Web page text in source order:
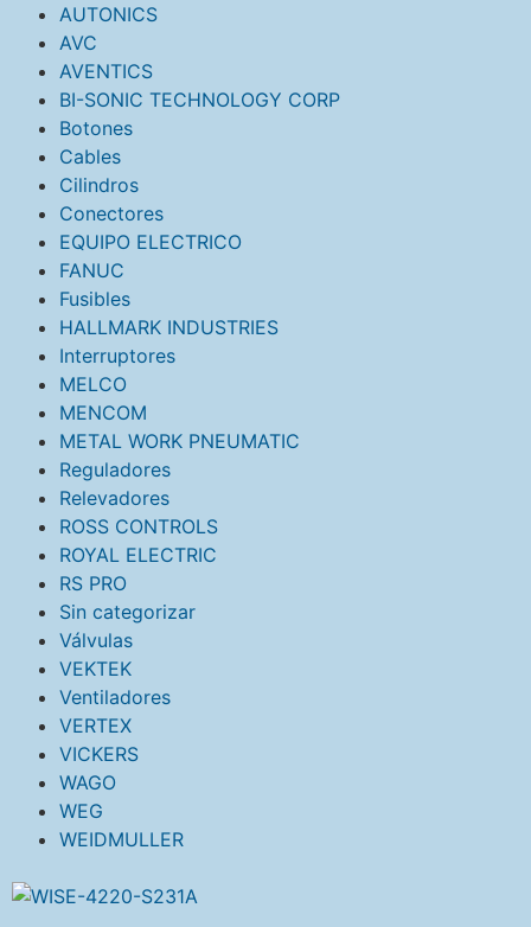
AUTONICS
AVC
AVENTICS
BI-SONIC TECHNOLOGY CORP
Botones
Cables
Cilindros
Conectores
EQUIPO ELECTRICO
FANUC
Fusibles
HALLMARK INDUSTRIES
Interruptores
MELCO
MENCOM
METAL WORK PNEUMATIC
Reguladores
Relevadores
ROSS CONTROLS
ROYAL ELECTRIC
RS PRO
Sin categorizar
Válvulas
VEKTEK
Ventiladores
VERTEX
VICKERS
WAGO
WEG
WEIDMULLER